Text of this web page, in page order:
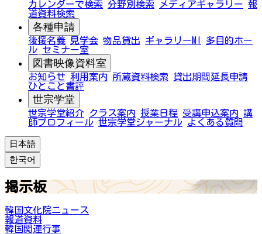
カレンダーで検索 分野別検索 メディアギャラリー 報
道資料検索
各種申請
後援名義 見学会 物品貸出 ギャラリーMI
多目的ホー
ル セミナー室
図書映像資料室
お知らせ 利用案内 所蔵資料検索
貸出期間延長申請
ひとこと書評
世宗学堂
世宗学堂紹介 クラス案内 授業日程 受講申込案内 講
師プロフィール 世宗学堂ジャーナル よくある質問
日本語
한국어
掲示板
韓国文化院ニュース
報道資料
韓国関連行事